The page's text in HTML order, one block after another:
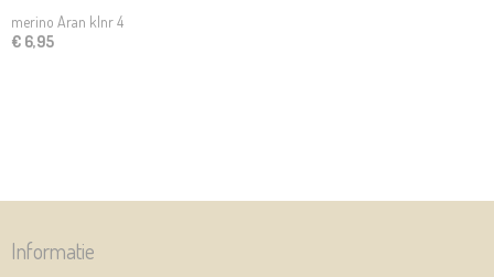
merino Aran klnr 4
€ 6,95
Informatie